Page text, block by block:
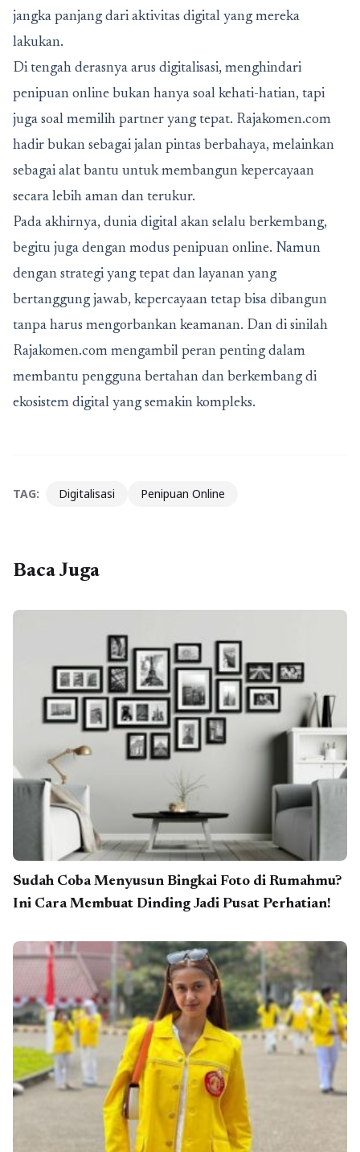
jangka panjang dari aktivitas digital yang mereka
lakukan.
Di tengah derasnya arus digitalisasi, menghindari
penipuan online bukan hanya soal kehati-hatian, tapi
juga soal memilih partner yang tepat. Rajakomen.com
hadir bukan sebagai jalan pintas berbahaya, melainkan
sebagai alat bantu untuk membangun kepercayaan
secara lebih aman dan terukur.
Pada akhirnya, dunia digital akan selalu berkembang,
begitu juga dengan modus penipuan online. Namun
dengan strategi yang tepat dan layanan yang
bertanggung jawab, kepercayaan tetap bisa dibangun
tanpa harus mengorbankan keamanan. Dan di sinilah
Rajakomen.com mengambil peran penting dalam
membantu pengguna bertahan dan berkembang di
ekosistem digital yang semakin kompleks.
TAG: Digitalisasi Penipuan Online
Baca Juga
Sudah Coba Menyusun Bingkai Foto di Rumahmu?
Ini Cara Membuat Dinding Jadi Pusat Perhatian!